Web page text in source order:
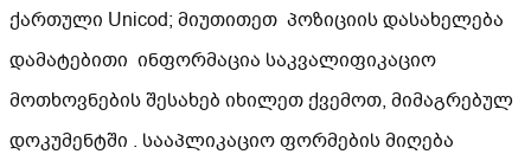
ქართული Unicod; მიუთითეთ პოზიციის დასახელება
დამატებითი ინფორმაცია საკვალიფიკაციო
მოთხოვნების შესახებ იხილეთ ქვემოთ, მიმაგრებულ
დოკუმენტში . სააპლიკაციო ფორმების მიღება